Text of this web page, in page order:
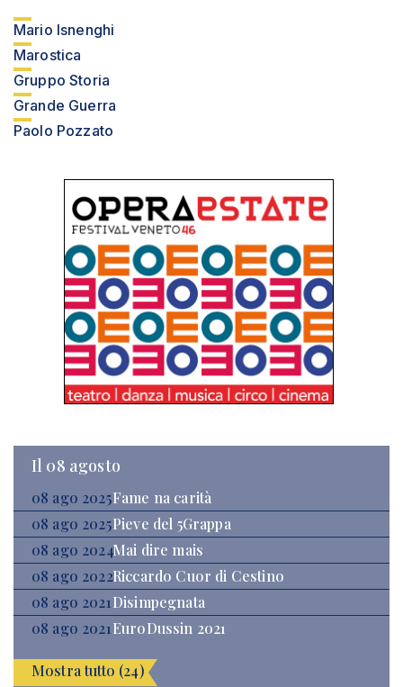
Mario Isnenghi
Marostica
Gruppo Storia
Grande Guerra
Paolo Pozzato
Il 08 agosto
08 ago 2025Fame na carità
08 ago 2025Pieve del 5Grappa
08 ago 2024Mai dire mais
08 ago 2022Riccardo Cuor di Cestino
08 ago 2021Disimpegnata
08 ago 2021EuroDussin 2021
Mostra tutto (24)